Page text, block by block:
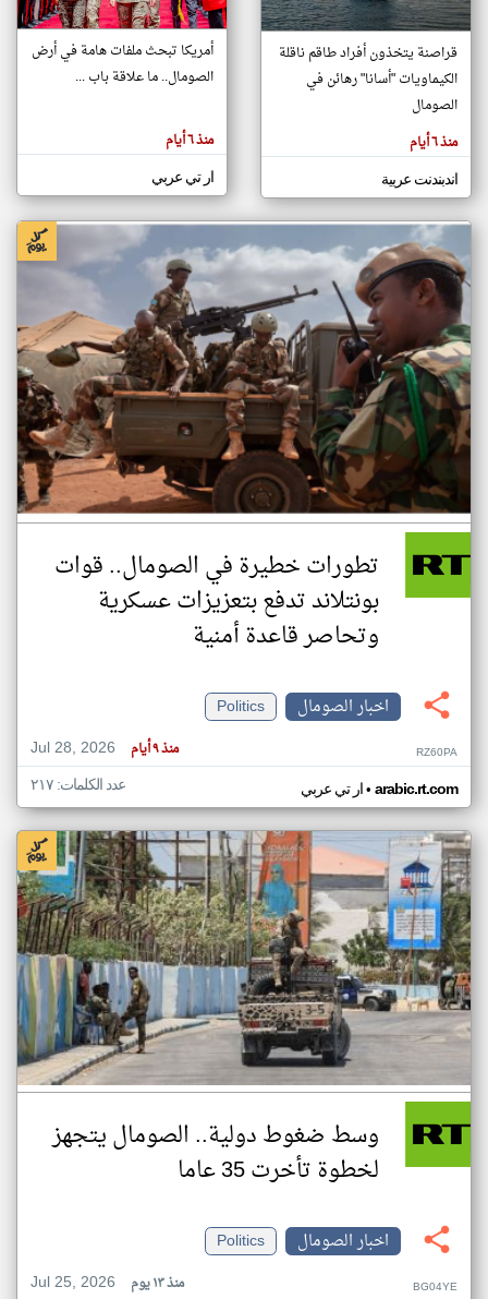
تغيير الدولة
اخبار الصومال على مدار الساعة
أهم اخبار الصومال العاجلة والمباشرة
المقالات
هنا عن
وجهة
كاتبيها.
قراصنة يتخذون أفراد طاقم ناقلة
الكيماويات "أسانا" رهائن في
الصومال
منذ ٦ أيام
اندبندنت عربية
أمريكا تبحث ملفات هامة في أرض
الصومال.. ما علاقة باب ...
منذ ٦ أيام
ار تي عربي
تطورات خطيرة في الصومال.. قوات
بونتلاند تدفع بتعزيزات عسكرية
وتحاصر قاعدة أمنية
اخبار الصومال
Politics
Jul 28, 2026
منذ ٩ أيام RZ60PA
ار تي عربي• arabic.rt.com عدد الكلمات: ٢١٧
وسط ضغوط دولية.. الصومال يتجهز
لخطوة تأخرت 35 عاما
اخبار الصومال
Politics
Jul 25, 2026
منذ ١٣ يوم BG04YE
klyoum.com